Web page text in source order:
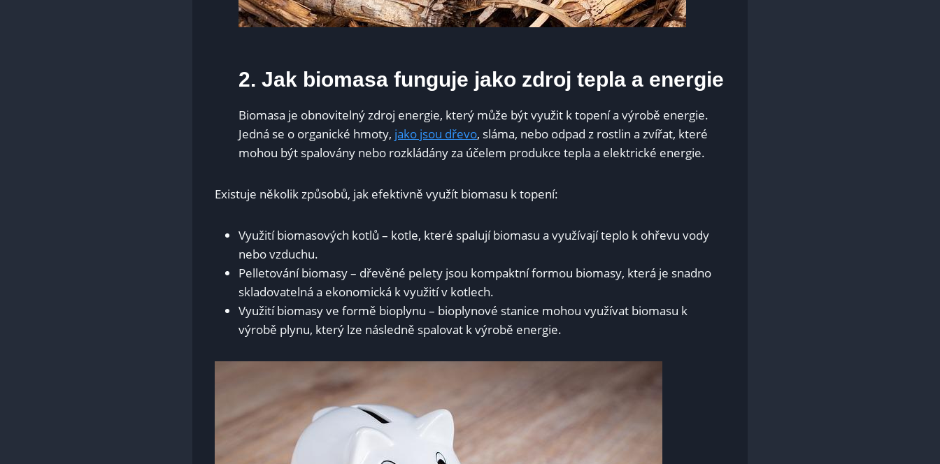
2. ⁣Jak biomasa⁣ funguje jako zdroj ⁤tepla‌ a energie
Biomasa je obnovitelný zdroj energie, který může být využit ​k topení ‌a⁣ výrobě energie.
Jedná‌ se o organické hmoty, jako jsou dřevo,⁣ sláma, nebo‌ odpad z ‌rostlin a zvířat,‍ které
mohou být spalovány nebo ⁤rozkládány za účelem produkce tepla a elektrické‍ energie.
Existuje několik způsobů,⁣ jak efektivně využít biomasu‌ k topení:
Využití biomasových kotlů – kotle, které spalují ​biomasu a využívají teplo⁤ k ohřevu vody
‍nebo vzduchu.
Pelletování biomasy – ‌dřevěné pelety ‌jsou ‌kompaktní formou biomasy,⁤ která ⁢je⁤ snadno​
skladovatelná a ⁤ekonomická ‍k využití v kotlech.
Využití ​biomasy⁢ ve formě‌ bioplynu – bioplynové stanice⁣ mohou využívat ⁣biomasu k
výrobě ‌plynu, který ⁣lze​ následně spalovat‍ k ​výrobě ⁤energie.